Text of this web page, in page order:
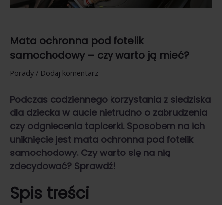
Mata ochronna pod fotelik
samochodowy – czy warto ją mieć?
Porady / Dodaj komentarz
Podczas codziennego korzystania z siedziska
dla dziecka w aucie nietrudno o zabrudzenia
czy odgniecenia tapicerki. Sposobem na ich
uniknięcie jest mata ochronna pod fotelik
samochodowy. Czy warto się na nią
zdecydować? Sprawdź!
Spis treści